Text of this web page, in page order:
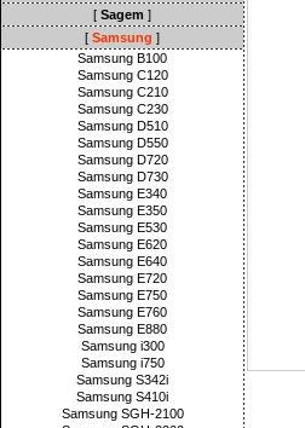
[ Sagem ]
[ Samsung ]
Samsung B100
Samsung C120
Samsung C210
Samsung C230
Samsung D510
Samsung D550
Samsung D720
Samsung D730
Samsung E340
Samsung E350
Samsung E530
Samsung E620
Samsung E640
Samsung E720
Samsung E750
Samsung E760
Samsung E880
Samsung i300
Samsung i750
Samsung S342i
Samsung S410i
Samsung SGH-2100